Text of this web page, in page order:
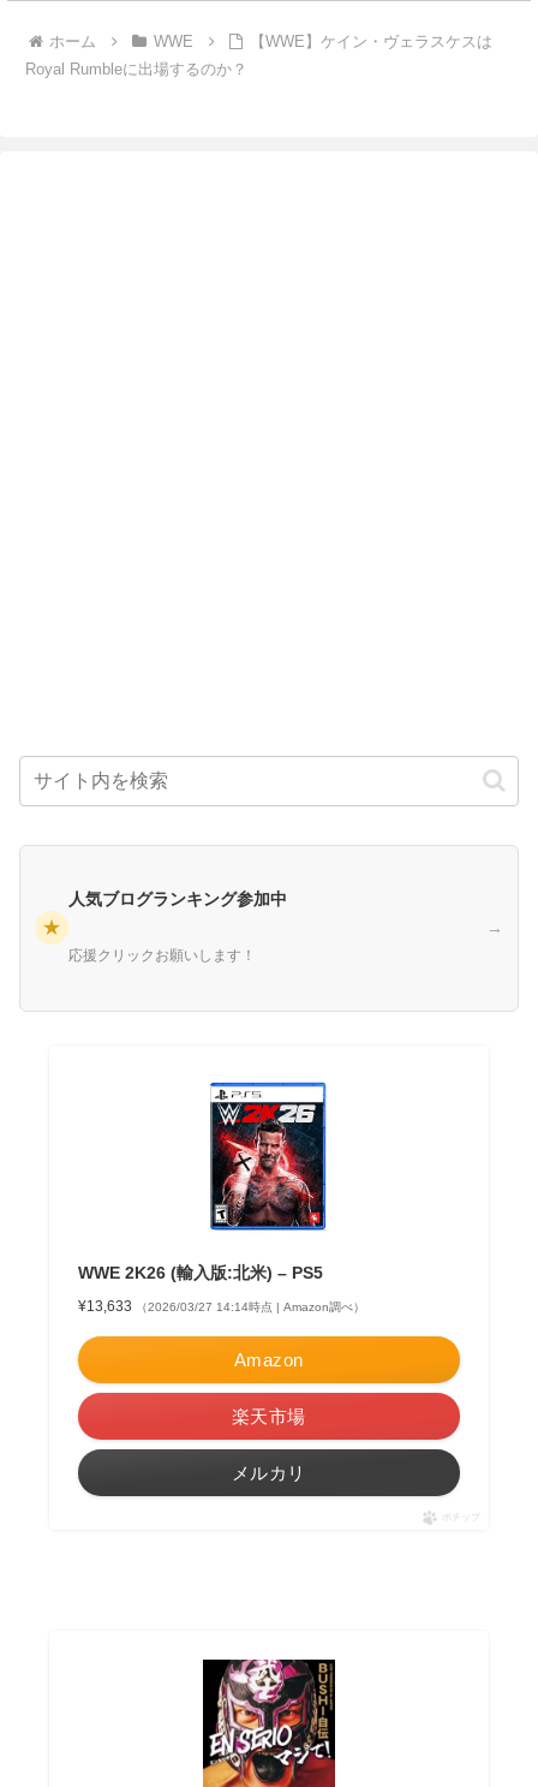
ホーム WWE
【WWE】ケイン・ヴェラスケスは
Royal Rumbleに出場するのか？
★
人気ブログランキング参加中
応援クリックお願いします！
→
WWE 2K26 (輸入版:北米) – PS5
¥13,633 （2026/03/27 14:14時点 | Amazon調べ）
Amazon
楽天市場
メルカリ
ポチップ